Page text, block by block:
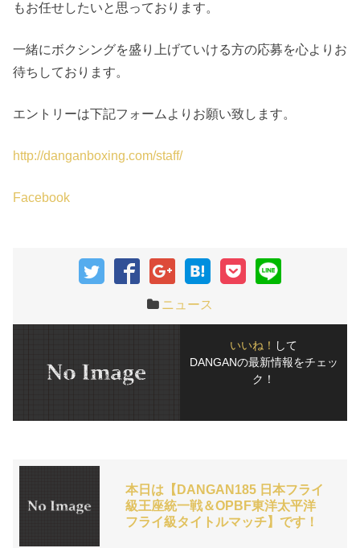
もお任せしたいと思っております。
一緒にボクシングを盛り上げていける方の応募を心よりお
待ちしております。
エントリーは下記フォームよりお願い致します。
http://danganboxing.com/staff/
Facebook
ニュース
いいね！ して
DANGANの最新情報をチェッ
ク！
本日は【DANGAN185 日本フライ
級王座統一戦＆OPBF東洋太平洋
フライ級タイトルマッチ】です！